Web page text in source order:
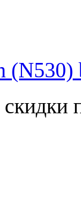
(N530)
скидки